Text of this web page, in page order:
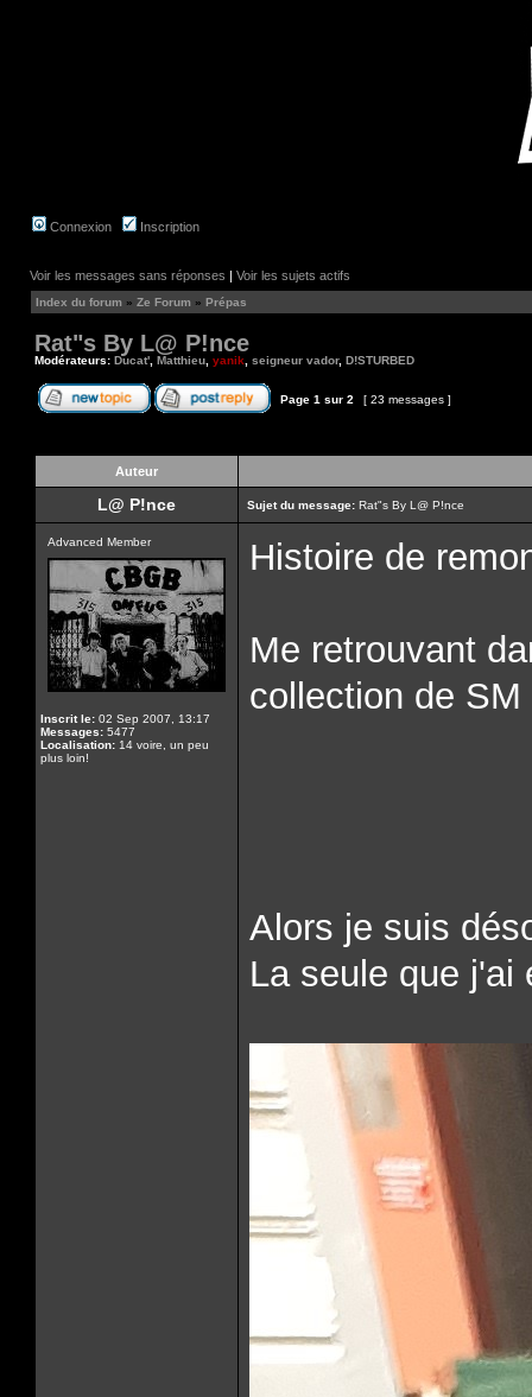
Connexion Inscription
Voir les messages sans réponses | Voir les sujets actifs
Index du forum » Ze Forum » Prépas
Rat"s By L@ P!nce
Modérateurs: Ducat' Matthieu yanik seigneur vador, D!STURBED
Page 1 sur 2 [ 23 messages ]
Auteur
L@ P!nce Sujet du message: Rat"s By L@ P!nce
Advanced Member
Inscrit le: 02 Sep 2007, 13:17
Messages: 5477
Localisation: 14 voire, un peu
plus loin!
Histoire de
Me retrouvant
collection de SM
Alors je suis
La seule que j'ai